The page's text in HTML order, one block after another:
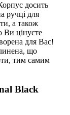
досить
ручці для
а також
Ви цінуєте
для Вас!
що
тим самим
Black